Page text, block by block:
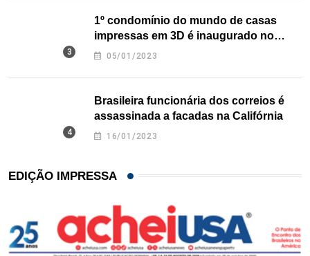
1º condomínio do mundo de casas
impressas em 3D é inaugurado no
Texas
05/01/2023
Brasileira funcionária dos correios é
assassinada a facadas na Califórnia
16/01/2023
EDIÇÃO IMPRESSA